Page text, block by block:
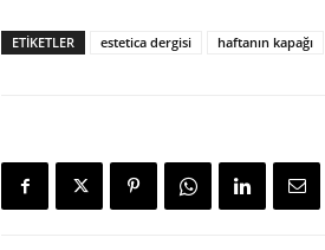
ETIKETLER estetica dergisi haftanın kapağı